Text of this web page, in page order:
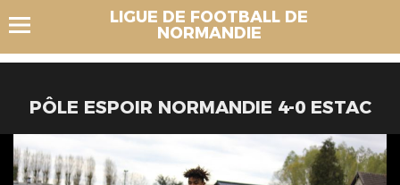
LIGUE DE FOOTBALL DE
NORMANDIE
PÔLE ESPOIR NORMANDIE 4-0 ESTAC